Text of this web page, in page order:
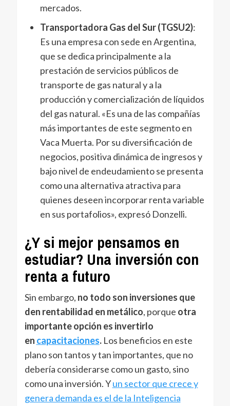
mercados.
Transportadora Gas del Sur (TGSU2):
Es una empresa con sede en Argentina,
que se dedica principalmente a la
prestación de servicios públicos de
transporte de gas natural y a la
producción y comercialización de líquidos
del gas natural. «Es una de las compañías
más importantes de este segmento en
Vaca Muerta. Por su diversificación de
negocios, positiva dinámica de ingresos y
bajo nivel de endeudamiento se presenta
como una alternativa atractiva para
quienes deseen incorporar renta variable
en sus portafolios», expresó Donzelli.
¿Y si mejor pensamos en
estudiar? Una inversión con
renta a futuro
Sin embargo, no todo son inversiones que
den rentabilidad en metálico, porque otra
importante opción es invertirlo
en capacitaciones. Los beneficios en este
plano son tantos y tan importantes, que no
debería considerarse como un gasto, sino
como una inversión. Yun sector que crece y
genera demanda es el de la Inteligencia